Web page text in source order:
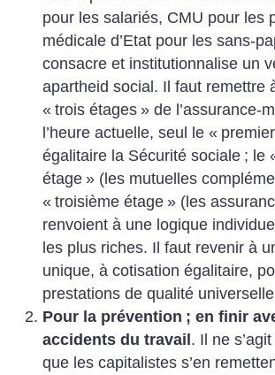
pour les salariés, CMU pour les
médicale d’Etat pour les sans-
consacre et institutionnalise un
apartheid social. Il faut remettre
« trois étages » de l’assurance-
l’heure actuelle, seul le «
égalitaire la Sécurité sociale ; le
étage » (les mutuelles
« troisième étage » (les
renvoient à une logique
les plus riches. Il faut revenir à
unique, à cotisation égalitaire,
prestations de qualité
Pour la prévention ; en finir
accidents du travail. Il ne
que les capitalistes s’en